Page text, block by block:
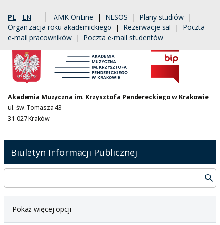
PL EN AMK OnLine | NESOS | Plany studiów |
Organizacja roku akademickiego | Rezerwacje sal | Poczta
e-mail pracowników | Poczta e-mail studentów
Akademia Muzyczna im. Krzysztofa Pendereckiego w Krakowie
ul. św. Tomasza 43
31-027 Kraków
Biuletyn Informacji Publicznej
Pokaż więcej opcji